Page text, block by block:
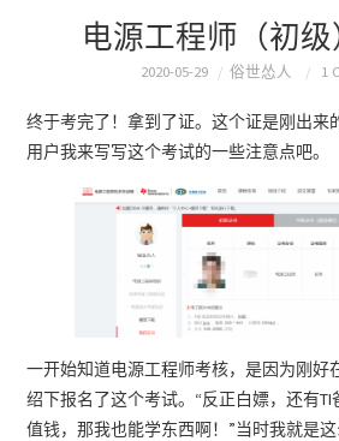
电源工程师（初
2020-05-29 俗世怂人 1
终于考完了！拿到了证。这个证是刚出来
用户我来写写这个考试的一些注意点吧。
一开始知道电源工程师考核，是因为刚好
绍下报名了这个考试。“反正白嫖，还有
值钱，那我也能学东西啊！”当时我就是